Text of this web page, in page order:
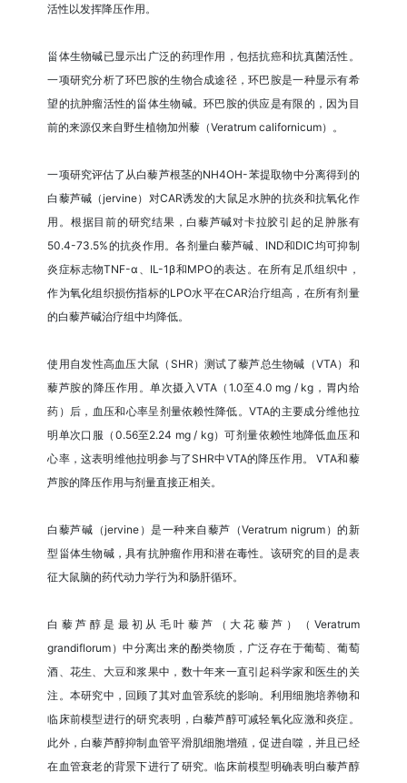
活性以发挥降压作用。
甾体生物碱已显示出广泛的药理作用，包括抗癌和抗真菌活性。
一项研究分析了环巴胺的生物合成途径，环巴胺是一种显示有希
望的抗肿瘤活性的甾体生物碱。环巴胺的供应是有限的，因为目
前的来源仅来自野生植物加州藜（Veratrum californicum）。
一项研究评估了从白藜芦根茎的NH4OH-苯提取物中分离得到的
白藜芦碱（jervine）对CAR诱发的大鼠足水肿的抗炎和抗氧化作
用。根据目前的研究结果，白藜芦碱对卡拉胶引起的足肿胀有
50.4-73.5%的抗炎作用。各剂量白藜芦碱、IND和DIC均可抑制
炎症标志物TNF-α、IL-1β和MPO的表达。在所有足爪组织中，
作为氧化组织损伤指标的LPO水平在CAR治疗组高，在所有剂量
的白藜芦碱治疗组中均降低。
使用自发性高血压大鼠（SHR）测试了藜芦总生物碱（VTA）和
藜芦胺的降压作用。单次摄入VTA（1.0至4.0 mg / kg，胃内给
药）后，血压和心率呈剂量依赖性降低。VTA的主要成分维他拉
明单次口服（0.56至2.24 mg / kg）可剂量依赖性地降低血压和
心率，这表明维他拉明参与了SHR中VTA的降压作用。 VTA和藜
芦胺的降压作用与剂量直接正相关。
白藜芦碱（jervine）是一种来自藜芦（Veratrum nigrum）的新
型甾体生物碱，具有抗肿瘤作用和潜在毒性。该研究的目的是表
征大鼠脑的药代动力学行为和肠肝循环。
白藜芦醇是最初从毛叶藜芦（大花藜芦）（Veratrum
grandiflorum）中分离出来的酚类物质，广泛存在于葡萄、葡萄
酒、花生、大豆和浆果中，数十年来一直引起科学家和医生的关
注。本研究中，回顾了其对血管系统的影响。利用细胞培养物和
临床前模型进行的研究表明，白藜芦醇可减轻氧化应激和炎症。
此外，白藜芦醇抑制血管平滑肌细胞增殖，促进自噬，并且已经
在血管衰老的背景下进行了研究。临床前模型明确表明白藜芦醇